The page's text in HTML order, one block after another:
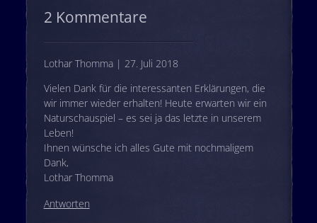
2 Kommentare
Lothar Thomma | 27. Juli 2018
Vielen Dank für die interessanten Erklärungen, die
wir immer wieder erhalten! Heute erwarten wir ein
Naturschauspiel – es sei ja das letzte in unserem
Leben!
Ihnen wünsche ich alles Gute mit nochmaligem
Dank,
Lothar Thomma
Antworten